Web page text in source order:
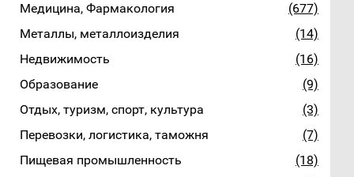
Медицина, Фармакология
(677)
Металлы, металлоизделия
(14)
Недвижимость
(16)
Образование
(9)
Отдых, туризм, спорт, культура
(3)
Перевозки, логистика, таможня
(7)
Пищевая промышленность
(18)